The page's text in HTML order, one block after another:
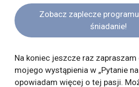
Zobacz zaplecze
śniadanie!
Na koniec jeszcze raz
mojego wystąpienia w „Pytanie
opowiadam więcej o tej pasji.